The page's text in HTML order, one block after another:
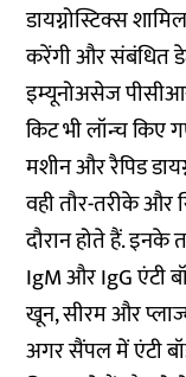
डायग्नोस्टिक्स
करेंगी और संबंधित
इम्यूनोअसेज
किट भी लॉन्च किए
मशीन और रैपिड
वही तौर-तरीके और
दौरान होते हैं.
IgM और IgG एंटी
खून, सीरम और
अगर सैंपल में एंटी